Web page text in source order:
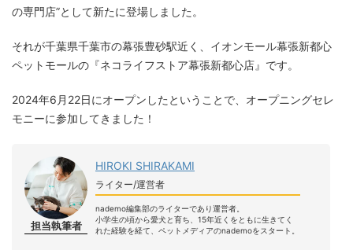
の専門店”として新たに登場しました。
それが千葉県千葉市の幕張豊砂駅近く、イオンモール幕張新都心
ペットモールの『ネコライフストア幕張新都心店』です。
2024年6月22日にオープンしたということで、オープニングセレ
モニーに参加してきました！
担当執筆者
HIROKI SHIRAKAMI
ライター/運営者
nademo編集部のライターであり運営者。
小学生の頃から愛犬と育ち、15年近くをともに生きてく
れた経験を経て、ペットメディアのnademoをスタート。